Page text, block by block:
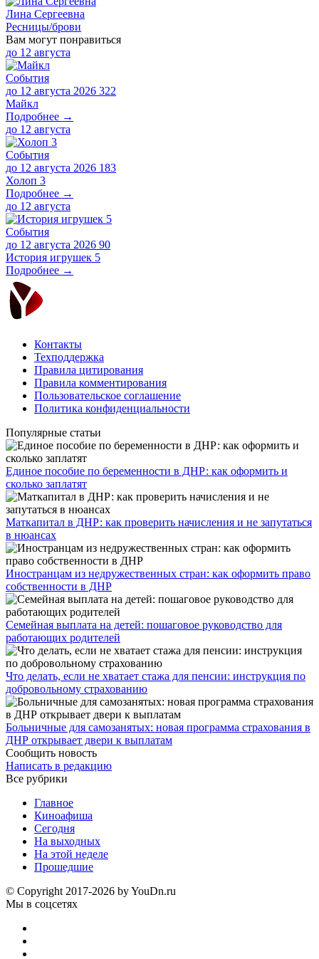
Лина Сергеевна
Ресницы/брови
Вам могут понравиться
до 12 августа
События
до 12 августа 2026 322
Майкл
Подробнее →
до 12 августа
События
до 12 августа 2026 183
Холоп 3
Подробнее →
до 12 августа
События
до 12 августа 2026 90
История игрушек 5
Подробнее →
Контакты
Техподдержка
Правила цитирования
Правила комментирования
Пользовательское соглашение
Политика конфиденциальности
Популярные статьи
Единое пособие по беременности в ДНР: как оформить и
сколько заплатят
​Маткапитал в ДНР: как проверить начисления и не запутаться
в нюансах
Иностранцам из недружественных стран: как оформить право
собственности в ДНР
Семейная выплата на детей: пошаговое руководство для
работающих родителей
Что делать, если не хватает стажа для пенсии: инструкция по
добровольному страхованию
Больничные для самозанятых: новая программа страхования в
ДНР открывает двери к выплатам
Сообщить новость
Написать в редакцию
Все рубрики
Главное
Киноафиша
Сегодня
На выходных
На этой неделе
Прошедшие
© Copyright 2017-2026 by YouDn.ru
Мы в соцсетях